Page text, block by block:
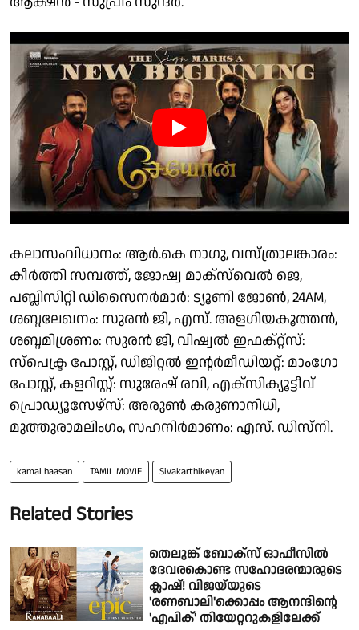
കലാസംവിധാനം: ആർ.കെ നാഗു, വസ്ത്രാലങ്കാരം:
കീർത്തി സമ്പത്ത്, ജോഷ്വ മാക്‌സ്‌വെൽ ജെ,
പബ്ലിസിറ്റി ഡിസൈനർമാർ: ട്യൂണി ജോൺ, 24AM,
ശബ്ദലേഖനം: സുരൻ ജി, എസ്. അളഗിയകൂത്തൻ,
ശബ്ദമിശ്രണം: സുരൻ ജി, വിഷ്വൽ ഇഫക്റ്റ്സ്:
സ്പെക്ട്ര പോസ്റ്റ്, ഡിജിറ്റൽ ഇന്റർമീഡിയറ്റ്: മാംഗോ
പോസ്റ്റ്, കളറിസ്റ്റ്: സുരേഷ് രവി, എക്സിക്യൂട്ടീവ്
പ്രൊഡ്യൂസേഴ്സ്: അരുൺ കരുണാനിധി,
മുത്തുരാമലിംഗം, സഹനിർമാണം: എസ്. ഡിസ്നി.
kamal haasan TAMIL MOVIE Sivakarthikeyan
Related Stories
തെലുങ്ക് ബോക്സ് ഓഫീസിൽ
ദേവരകൊണ്ട സഹോദരന്മാരുടെ
ക്ലാഷ്! വിജയ്‌യുടെ
'രണബാലി'ക്കൊപ്പം ആനന്ദിന്റെ
'എപിക്' തിയേറ്ററുകളിലേക്ക്